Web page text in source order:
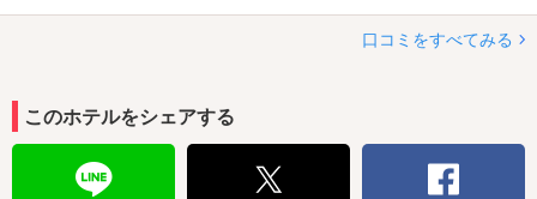
口コミをすべてみる
このホテルをシェアする